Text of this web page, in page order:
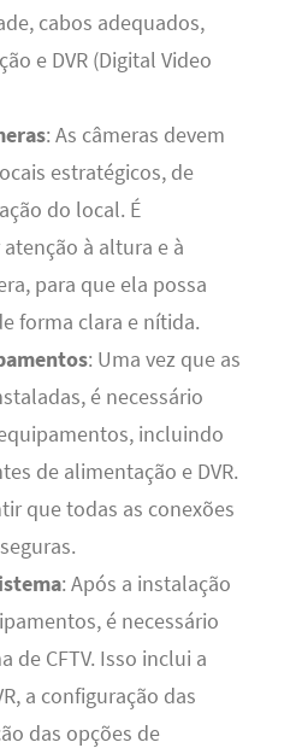
cabos adequados,
e DVR (Digital Video
: As câmeras devem
estratégicos, de
do local. É
à altura e à
para que ela possa
forma clara e nítida.
: Uma vez que as
é necessário
incluindo
de alimentação e DVR.
que todas as conexões
: Após a instalação
é necessário
de CFTV. Isso inclui a
a configuração das
das opções de